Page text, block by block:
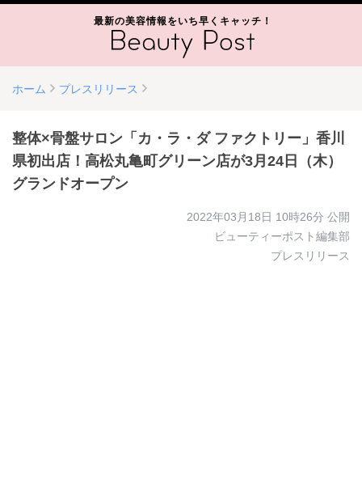
最新の美容情報をいち早くキャッチ！
ホーム プレスリリース
整体×骨盤サロン「カ・ラ・ダ ファクトリー」香川
県初出店！高松丸亀町グリーン店が3月24日（木）
グランドオープン
2022年03月18日 10時26分 公開
ビューティーポスト編集部
プレスリリース